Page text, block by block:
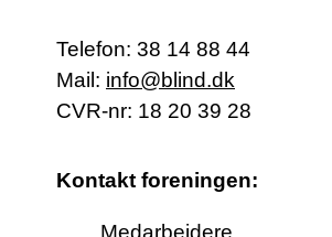
Telefon: 38 14 88 44
Mail: info@blind.dk
CVR-nr: 18 20 39 28
Kontakt foreningen:
Medarbejdere